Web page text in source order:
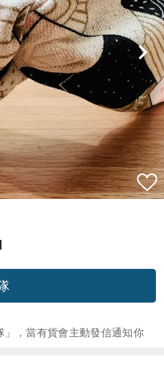
，當有貨會主動發信通知你